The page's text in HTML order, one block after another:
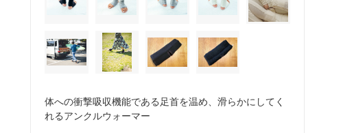
体への衝撃吸収機能である足首を温め、滑らかにしてく
れるアンクルウォーマー